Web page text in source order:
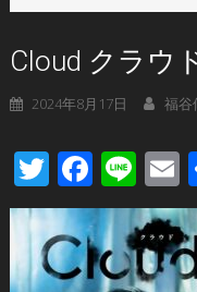
Cloud クラウ
2024年8月17日 福谷
Twitter